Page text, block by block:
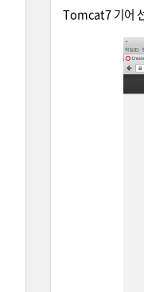
Tomcat7 기어